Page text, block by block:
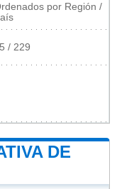
por Región /
/ 229
DE